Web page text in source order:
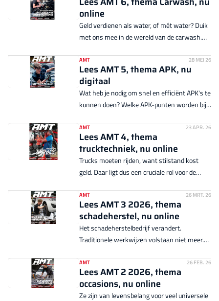
online
Geld verdienen als water, of mét water? Duik
met ons mee in de wereld van de carwash.
nevenactiviteit. Waarin investeer je? Wat zijn
de trends op gebied van technologie? En hoe
haal je het maximale uit je wasstraat of
wasbox? AMT geeft antwoord op deze en
andere vragen.
AMT 28 MEI 26
Lees AMT 5, thema APK, nu
digitaal
Wat heb je nodig om snel en efficiënt APK's te
kunnen doen? Welke APK-punten worden bij
slaag je voor je eerste keurmeester-examen?
Dit en veel meer lees je in AMT 5!
AMT 23 APR. 26
Lees AMT 4, thema
trucktechniek, nu online
Trucks moeten rijden, want stilstand kost
geld. Daar ligt dus een cruciale rol voor de
de trucks van vandaag en morgen efficiënt te
servicen. Waarin investeer je? AMT geeft
antwoord!
AMT 26 MRT. 26
Lees AMT 3 2026, thema
schadeherstel, nu online
Het schadeherstelbedrijf verandert.
Traditionele werkwijzen volstaan niet meer.
Wat betekent dat in de praktijk? Waarin moet
je investeren? AMT helpt je kiezen.
AMT 26 FEB. 26
Lees AMT 2 2026, thema
occasions, nu online
Ze zijn van levensbelang voor veel universele